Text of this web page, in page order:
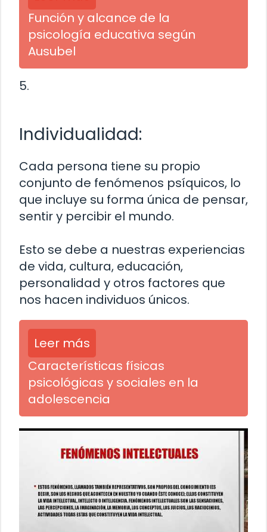
Función y alcance de la
psicología educativa según
Ausubel
5.
Individualidad:
Cada persona tiene su propio
conjunto de fenómenos psíquicos, lo
que incluye su forma única de pensar,
sentir y percibir el mundo.
Esto se debe a nuestras experiencias
de vida, cultura, educación,
personalidad y otros factores que
nos hacen individuos únicos.
Leer más
Características físicas
psicológicas y sociales en la
adolescencia